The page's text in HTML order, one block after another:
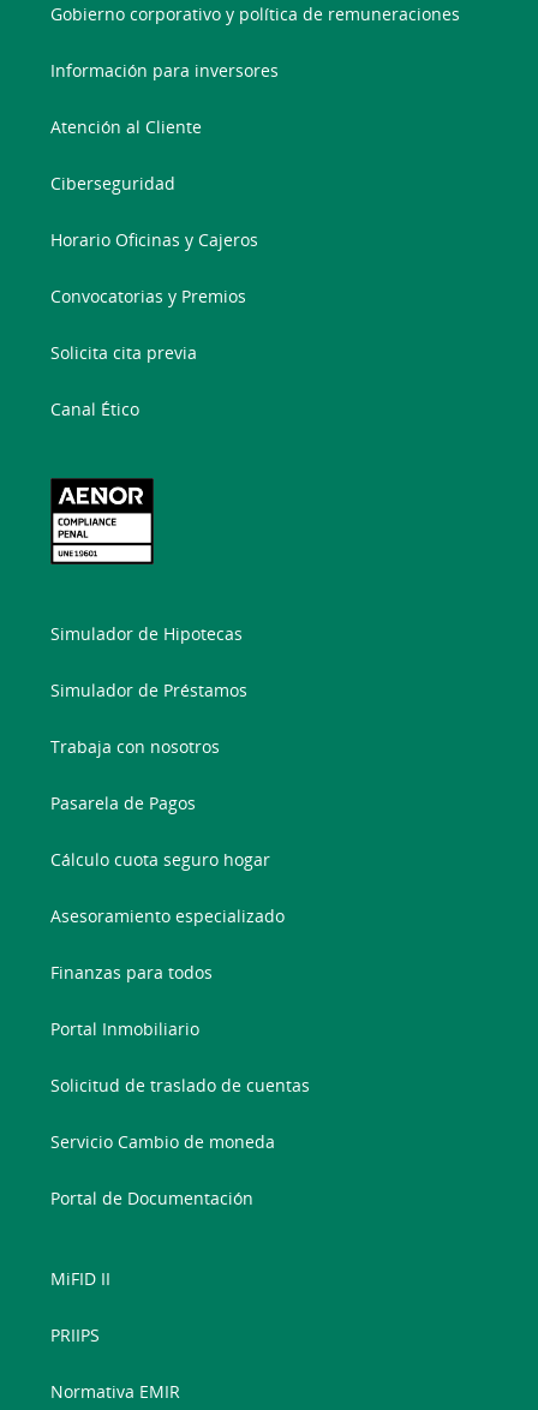
Gobierno corporativo y política de remuneraciones
Información para inversores
Atención al Cliente
Ciberseguridad
Horario Oficinas y Cajeros
Convocatorias y Premios
Solicita cita previa
Canal Ético
Simulador de Hipotecas
Simulador de Préstamos
Trabaja con nosotros
Pasarela de Pagos
Cálculo cuota seguro hogar
Asesoramiento especializado
Finanzas para todos
Portal Inmobiliario
Solicitud de traslado de cuentas
Servicio Cambio de moneda
Portal de Documentación
MiFID II
PRIIPS
Normativa EMIR